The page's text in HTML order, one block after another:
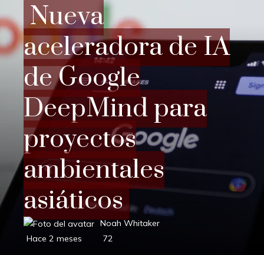
Nueva
aceleradora de IA
de Google
DeepMind para
proyectos
ambientales
asiáticos
Noah Whitaker
Hace 2 meses
72